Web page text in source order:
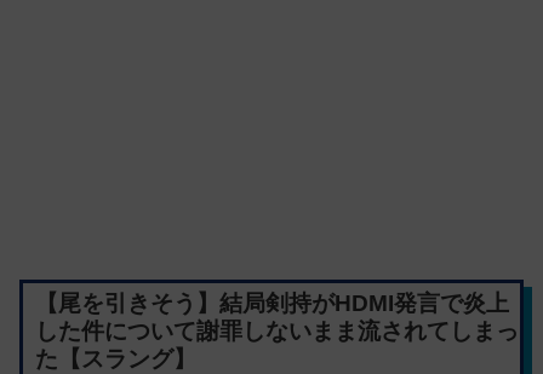
【尾を引きそう】結局剣持がHDMI発言で炎上
した件について謝罪しないまま流されてしまっ
た【スラング】